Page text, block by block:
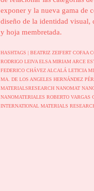
exponer y la nueva gama de
diseño de la identidad visual,
y hoja membretada.
HASHTAGS | BEATRIZ ZEIFERT COFAA
RODRIGO LEIVA ELSA MIRIAM ARCE
FEDERICO CHÁVEZ ALCALÁ LETICIA
MA. DE LOS ANGELES HERNÁNDEZ
MATERIALSRESEARCH NANOMAT
NANOMATERIALES ROBERTO VARGAS
INTERNATIONAL MATERIALS